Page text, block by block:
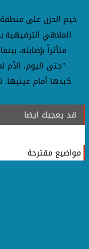
خيم الحزن على
الملاهي
متأثراً بإصابته،
"حتى اليوم،
كبدها أمام
قد يعجبك ايضا
مواضيع مقترحة